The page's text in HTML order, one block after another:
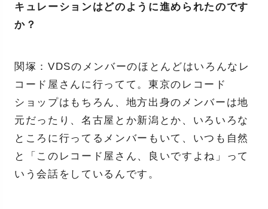
キュレーションはどのように進められたのです
か？
関塚：VDSのメンバーのほとんどはいろんなレ
コード屋さんに行ってて。東京のレコード
ショップはもちろん、地方出身のメンバーは地
元だったり、名古屋とか新潟とか、いろいろな
ところに行ってるメンバーもいて、いつも自然
と「このレコード屋さん、良いですよね」って
いう会話をしているんです。